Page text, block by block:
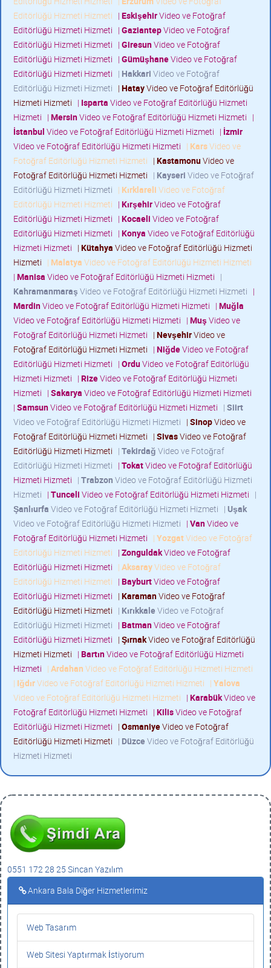
Editörlüğü Hizmeti Hizmeti | EskişehirVideo ve Fotoğraf
Editörlüğü Hizmeti Hizmeti | GaziantepVideo ve Fotoğraf
Editörlüğü Hizmeti Hizmeti | GiresunVideo ve Fotoğraf
Editörlüğü Hizmeti Hizmeti | GümüşhaneVideo ve Fotoğraf
Editörlüğü Hizmeti Hizmeti | Hakkari Video ve Fotoğraf
Editörlüğü Hizmeti Hizmeti | HatayVideo ve Fotoğraf Editörlüğü
Hizmeti Hizmeti | Isparta Video ve Fotoğraf Editörlüğü Hizmeti
Hizmeti | MersinVideo ve Fotoğraf Editörlüğü Hizmeti Hizmeti |
İstanbul Video ve Fotoğraf Editörlüğü Hizmeti Hizmeti | İzmir
Video ve Fotoğraf Editörlüğü Hizmeti Hizmeti | KarsVideo ve
Fotoğraf Editörlüğü Hizmeti Hizmeti | KastamonuVideo ve
Fotoğraf Editörlüğü Hizmeti Hizmeti | Kayseri Video ve Fotoğraf
Editörlüğü Hizmeti Hizmeti | Kırklareli Video ve Fotoğraf
Editörlüğü Hizmeti Hizmeti | KırşehirVideo ve Fotoğraf
Editörlüğü Hizmeti Hizmeti | Kocaeli Video ve Fotoğraf
Editörlüğü Hizmeti Hizmeti | Konya Video ve Fotoğraf Editörlüğü
Hizmeti Hizmeti | Kütahya Video ve Fotoğraf Editörlüğü Hizmeti
Hizmeti | Malatya Video ve Fotoğraf Editörlüğü Hizmeti Hizmeti
| Manisa Video ve Fotoğraf Editörlüğü Hizmeti Hizmeti |
Kahramanmaraş Video ve Fotoğraf Editörlüğü Hizmeti Hizmeti |
MardinVideo ve Fotoğraf Editörlüğü Hizmeti Hizmeti | Muğla
Video ve Fotoğraf Editörlüğü Hizmeti Hizmeti | MuşVideo ve
Fotoğraf Editörlüğü Hizmeti Hizmeti | NevşehirVideo ve
Fotoğraf Editörlüğü Hizmeti Hizmeti | NiğdeVideo ve Fotoğraf
Editörlüğü Hizmeti Hizmeti | OrduVideo ve Fotoğraf Editörlüğü
Hizmeti Hizmeti | RizeVideo ve Fotoğraf Editörlüğü Hizmeti
Hizmeti | Sakarya Video ve Fotoğraf Editörlüğü Hizmeti Hizmeti
| SamsunVideo ve Fotoğraf Editörlüğü Hizmeti Hizmeti | Siirt
Video ve Fotoğraf Editörlüğü Hizmeti Hizmeti | SinopVideo ve
Fotoğraf Editörlüğü Hizmeti Hizmeti | SivasVideo ve Fotoğraf
Editörlüğü Hizmeti Hizmeti | Tekirdağ Video ve Fotoğraf
Editörlüğü Hizmeti Hizmeti | TokatVideo ve Fotoğraf Editörlüğü
Hizmeti Hizmeti | Trabzon Video ve Fotoğraf Editörlüğü Hizmeti
Hizmeti | Tunceli Video ve Fotoğraf Editörlüğü Hizmeti Hizmeti |
Şanlıurfa Video ve Fotoğraf Editörlüğü Hizmeti Hizmeti | Uşak
Video ve Fotoğraf Editörlüğü Hizmeti Hizmeti | VanVideo ve
Fotoğraf Editörlüğü Hizmeti Hizmeti | YozgatVideo ve Fotoğraf
Editörlüğü Hizmeti Hizmeti | ZonguldakVideo ve Fotoğraf
Editörlüğü Hizmeti Hizmeti | AksarayVideo ve Fotoğraf
Editörlüğü Hizmeti Hizmeti | BayburtVideo ve Fotoğraf
Editörlüğü Hizmeti Hizmeti | KaramanVideo ve Fotoğraf
Editörlüğü Hizmeti Hizmeti | Kırıkkale Video ve Fotoğraf
Editörlüğü Hizmeti Hizmeti | BatmanVideo ve Fotoğraf
Editörlüğü Hizmeti Hizmeti | ŞırnakVideo ve Fotoğraf Editörlüğü
Hizmeti Hizmeti | BartınVideo ve Fotoğraf Editörlüğü Hizmeti
Hizmeti | Ardahan Video ve Fotoğraf Editörlüğü Hizmeti Hizmeti
| IğdırVideo ve Fotoğraf Editörlüğü Hizmeti Hizmeti | Yalova
Video ve Fotoğraf Editörlüğü Hizmeti Hizmeti | KarabükVideo ve
Fotoğraf Editörlüğü Hizmeti Hizmeti | KilisVideo ve Fotoğraf
Editörlüğü Hizmeti Hizmeti | OsmaniyeVideo ve Fotoğraf
Editörlüğü Hizmeti Hizmeti | Düzce Video ve Fotoğraf Editörlüğü
Hizmeti Hizmeti
0551 172 28 25 Sincan Yazılım
Ankara Bala Diğer Hizmetlerimiz
Web Tasarım
Web Sitesi Yaptırmak İstiyorum